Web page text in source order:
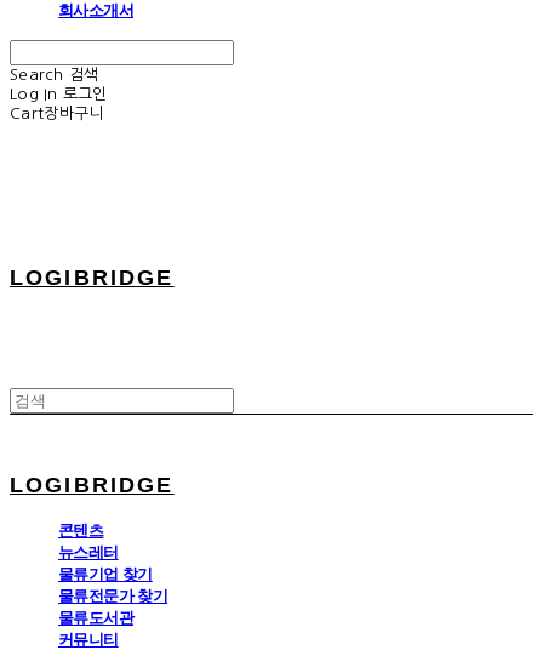
회사소개서
Search
검색
Log In 로그인
Cart장바구니
LOGIBRIDGE
LOGIBRIDGE
콘텐츠
뉴스레터
물류기업 찾기
물류전문가 찾기
물류도서관
커뮤니티